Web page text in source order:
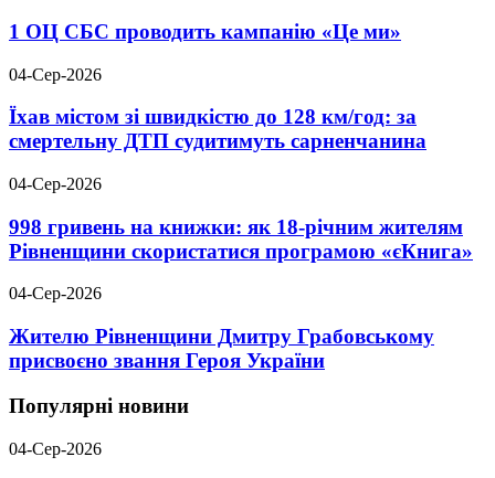
1 ОЦ СБС проводить кампанію «Це ми»
04-Сер-2026
Їхав містом зі швидкістю до 128 км/год: за
смертельну ДТП судитимуть сарненчанина
04-Сер-2026
998 гривень на книжки: як 18-річним жителям
Рівненщини скористатися програмою «єКнига»
04-Сер-2026
Жителю Рівненщини Дмитру Грабовському
присвоєно звання Героя України
Популярні новини
04-Сер-2026